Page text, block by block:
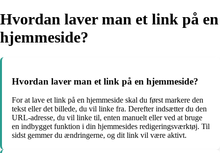
Hvordan laver man et link på en
hjemmeside?
Hvordan laver man et link på en hjemmeside?
For at lave et link på en hjemmeside skal du først markere den
tekst eller det billede, du vil linke fra. Derefter indsætter du den
URL-adresse, du vil linke til, enten manuelt eller ved at bruge
en indbygget funktion i din hjemmesides redigeringsværktøj. Til
sidst gemmer du ændringerne, og dit link vil være aktivt.